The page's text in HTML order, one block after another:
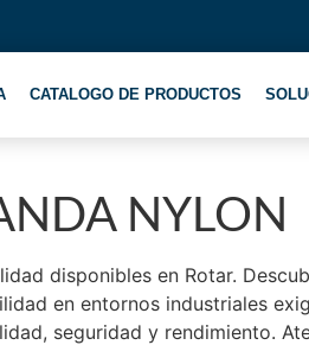
CATALOGO DE PRODUCTOS
NYLON
disponibles en Rotar.
en entornos industriales
seguridad y rendimiento.